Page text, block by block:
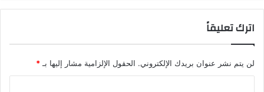
اترك تعليقاً
لن يتم نشر عنوان بريدك الإلكتروني. الحقول الإلزامية مشار إليها بـ *